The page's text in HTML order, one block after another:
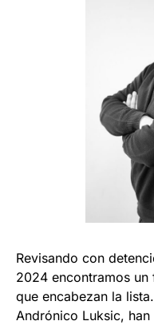
Revisando con
2024 encontramos
que encabezan la
Andrónico Luksic,